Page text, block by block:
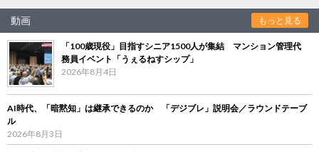
動画 もっと見る
「100歳現役」目指すシニア1500人が集結 マンション管理代
務員イベント「うぇるねすシップ」
2026年8月4日
AI時代、「暗黙知」は継承できるのか 「デジブレ」説明会／ラウンドテーブ
ル
2026年8月3日